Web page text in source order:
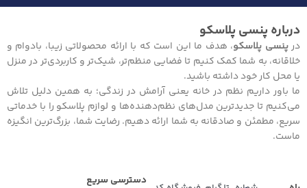
درباره پنسی پلاسکو
درپنسی پلاسکو، هدف ما این است که با ارائه محصولاتی زیبا، بادوام و
خلاقانه، به شما کمک کنیم تا فضایی منظم‌تر، شیک‌تر و کاربردی‌تر در منزل
یا محل کار خود داشته باشید.
ما باور داریم نظم در خانه یعنی آرامش در زندگی؛ به همین دلیل تلاش
می‌کنیم تا جدیدترین مدل‌های نظم‌دهنده‌ها و لوازم پلاسکو را با خدماتی
سریع، مطمئن و صادقانه به شما ارائه دهیم. رضایت شما، بزرگ‌ترین انگیزه
ماست.
دسترسی سریع